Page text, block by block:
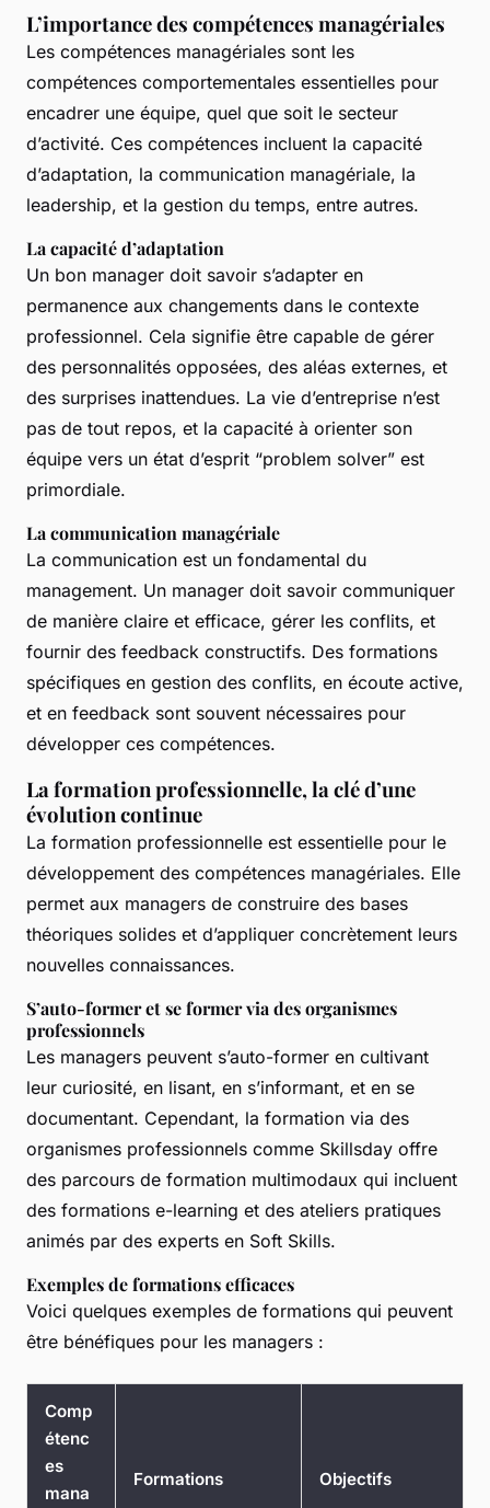
L’importance des compétences managériales
Les compétences managériales sont les
compétences comportementales essentielles pour
encadrer une équipe, quel que soit le secteur
d’activité. Ces compétences incluent la capacité
d’adaptation, la communication managériale, la
leadership, et la gestion du temps, entre autres.
La capacité d’adaptation
Un bon manager doit savoir s’adapter en
permanence aux changements dans le contexte
professionnel. Cela signifie être capable de gérer
des personnalités opposées, des aléas externes, et
des surprises inattendues. La vie d’entreprise n’est
pas de tout repos, et la capacité à orienter son
équipe vers un état d’esprit “problem solver” est
primordiale.
La communication managériale
La communication est un fondamental du
management. Un manager doit savoir communiquer
de manière claire et efficace, gérer les conflits, et
fournir des feedback constructifs. Des formations
spécifiques en gestion des conflits, en écoute active,
et en feedback sont souvent nécessaires pour
développer ces compétences.
La formation professionnelle, la clé d’une
évolution continue
La formation professionnelle est essentielle pour le
développement des compétences managériales. Elle
permet aux managers de construire des bases
théoriques solides et d’appliquer concrètement leurs
nouvelles connaissances.
S’auto-former et se former via des organismes
professionnels
Les managers peuvent s’auto-former en cultivant
leur curiosité, en lisant, en s’informant, et en se
documentant. Cependant, la formation via des
organismes professionnels comme Skillsday offre
des parcours de formation multimodaux qui incluent
des formations e-learning et des ateliers pratiques
animés par des experts en Soft Skills.
Exemples de formations efficaces
Voici quelques exemples de formations qui peuvent
être bénéfiques pour les managers :
Comp
étenc
es
mana
Formations Objectifs